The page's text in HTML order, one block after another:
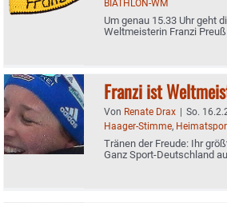
BIATHLON-WM
Um genau 15.33 Uhr geht
Weltmeisterin Franzi
Franzi ist
Von Renate Drax | So.
Haager-Stimme,
Tränen der Freude: Ihr
Ganz Sport-Deutschland